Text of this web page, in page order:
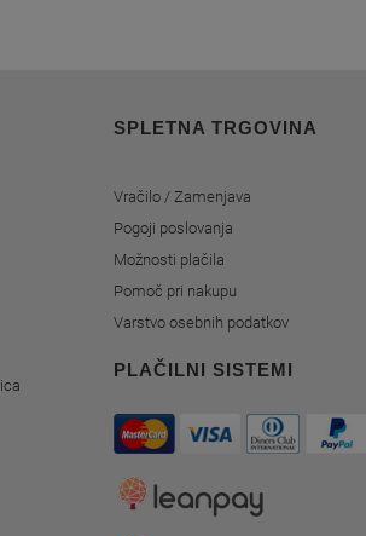
SPLETNA TRGOVINA
Vračilo / Zamenjava
Pogoji poslovanja
Možnosti plačila
Pomoč pri nakupu
Varstvo osebnih podatkov
PLAČILNI SISTEMI